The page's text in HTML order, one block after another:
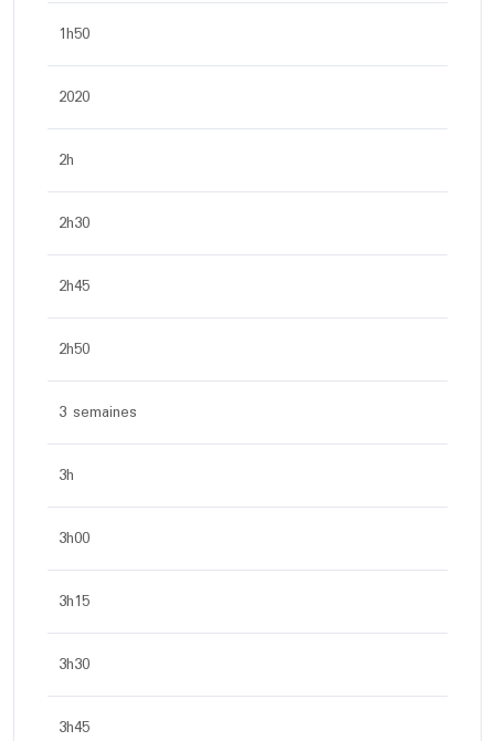
1h50
2020
2h
2h30
2h45
2h50
3 semaines
3h
3h00
3h15
3h30
3h45